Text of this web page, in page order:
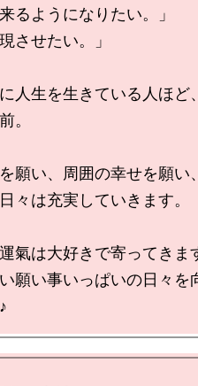
るようになりたい。」
させたい。」
人生を生きている人ほど
。
願い、周囲の幸せを願い
々は充実していきます。
氣は大好きで寄ってきま
願い事いっぱいの日々を